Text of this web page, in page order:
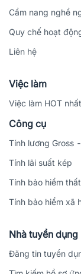
Cẩm nang nghề
Quy chế hoạt
Liên hệ
Việc làm
Việc làm HOT nhất
Công cụ
Tính lương Gross
Tính lãi suất kép
Tính bảo hiểm
Tính bảo hiểm xã
Nhà tuyển dụng
Đăng tin tuyển